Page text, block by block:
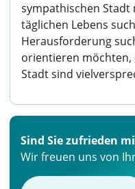
sympathischen Stadt
täglichen Lebens
Herausforderung
orientieren möchten,
Stadt sind
Sind Sie zufrieden
Wir freuen uns von